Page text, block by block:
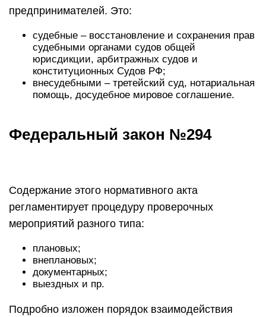
предпринимателей. Это:
судебные – восстановление и сохранения прав
судебными органами судов общей
юрисдикции, арбитражных судов и
конституционных Судов РФ;
внесудебными – третейский суд, нотариальная
помощь, досудебное мировое соглашение.
Федеральный закон №294
Содержание этого нормативного акта
регламентирует процедуру проверочных
мероприятий разного типа:
плановых;
внеплановых;
документарных;
выездных и пр.
Подробно изложен порядок взаимодействия